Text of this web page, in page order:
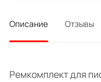
Описание Отзывы
Ремкомплект для